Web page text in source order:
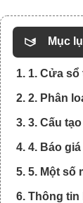
Mục
1. 1. Cửa
2. 2. Phân
3. 3. Cấu
4. 4. Báo
5. 5. Một số
6. Thông tin